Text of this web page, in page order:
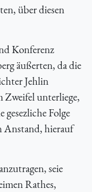
über diesen
Konferenz
äußerten, da die
Jehlin
Zweifel unterliege,
gesezliche Folge
Anstand, hierauf
seie
Rathes,